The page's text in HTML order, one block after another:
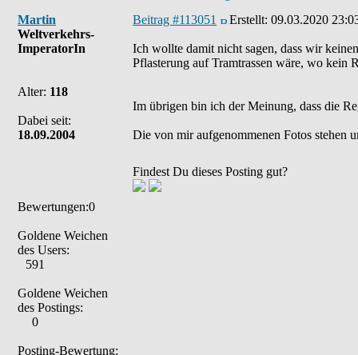
Martin
Weltverkehrs-
ImperatorIn
Alter: 118
Dabei seit:
18.09.2004
Bewertungen:0
Goldene Weichen
des Users:
591
Goldene Weichen
des Postings:
0
Posting-Bewertung:
Beitrag #113051 Erstellt: 09.03.2020
Ich wollte damit nicht sagen, dass wir
Pflasterung auf Tramtrassen wäre, wo kein
Im übrigen bin ich der Meinung, dass die
Die von mir aufgenommenen Fotos stehen
Findest Du dieses Posting gut?